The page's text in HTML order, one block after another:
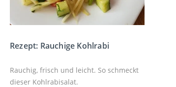
Rezept: Rauchige Kohlrabi
Rauchig, frisch und leicht. So schmeckt
dieser Kohlrabisalat.